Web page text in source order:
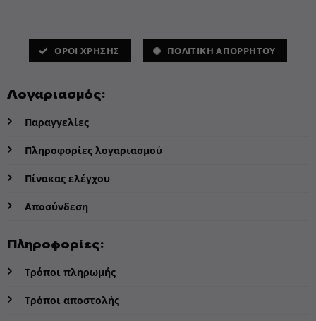
ΌΡΟΙ ΧΡΗΣΗΣ ΠΟΛΙΤΙΚΗ ΑΠΟΡΡΗΤΟΥ
Λογαριασμός:
Παραγγελίες
Πληροφορίες λογαριασμού
Πίνακας ελέγχου
Αποσύνδεση
Πληροφορίες:
Τρόποι πληρωμής
Τρόποι αποστολής